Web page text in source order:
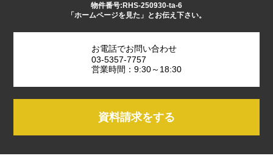
物件番号:RHS-250930-ta-6
「ホームページを見た」とお伝え下さい。
お電話でお問い合わせ
03-5357-7757
営業時間：9:30～18:30
資料請求をする